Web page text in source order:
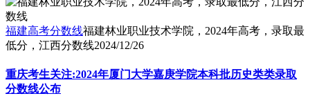
福建高考分数线福建林业职业技术学院，2024年高考，录取最
低分，江西分数线2024/12/26
重庆考生关注:2024年厦门大学嘉庚学院本科批历史类类录取
分数线公布